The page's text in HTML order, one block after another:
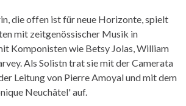
die offen ist für neue Horizonte, spielt
mit zeitgenössischer Musik in
Komponisten wie Betsy Jolas, William
Als Solistn trat sie mit der Camerata
Leitung von Pierre Amoyal und mit dem
Neuchâtel' auf.